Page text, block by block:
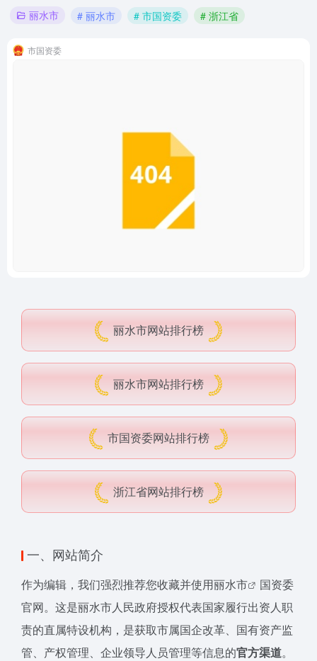
丽水市 # 丽水市 # 市国资委 # 浙江省
市国资委
丽水市网站排行榜
丽水市网站排行榜
市国资委网站排行榜
浙江省网站排行榜
一、网站简介
作为编辑，我们强烈推荐您收藏并使用丽水市
国资委
官网。这是丽水市人民政府授权代表国家履行出资人职
责的直属特设机构，是获取市属国企改革、国有资产监
管、产权管理、企业领导人员管理等信息的官方渠道。